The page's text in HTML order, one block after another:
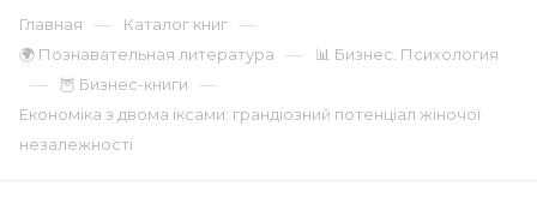
Главная — Каталог книг —
🌍 Познавательная литература — 📊 Бизнес. Психология
— 🦉 Бизнес-книги —
Економіка з двома іксами: грандіозний потенціал жіночої
незалежності